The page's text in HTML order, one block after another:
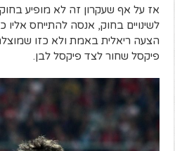
אז על אף שעקרון זה לא מופיע
לשינויים בחוק, אנסה להתייחס אליו
הצעה ריאלית באמת ולא כזו
פיקסל שחור לצד פיקסל לבן.